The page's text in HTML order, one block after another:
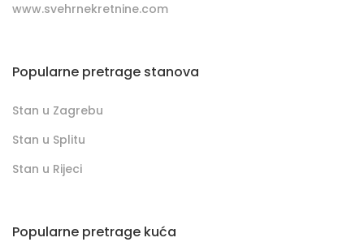
www.svehrnekretnine.com
Popularne pretrage stanova
Stan u Zagrebu
Stan u Splitu
Stan u Rijeci
Popularne pretrage kuća